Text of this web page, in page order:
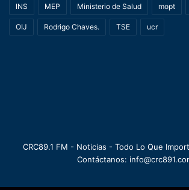
INS MEP Ministerio de Salud mopt
OIJ Rodrigo Chaves. TSE ucr
CRC89.1 FM - Noticias - Todo Lo Que
Contáctanos: